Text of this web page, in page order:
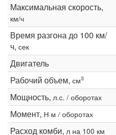
Максимальная скорость,
км/ч
Время разгона до 100 км/
ч, сек
Двигатель
Рабочий объем, см3
Мощность, л.с. / оборотах
Момент, Н·м / оборотах
Расход комби, л на 100 км